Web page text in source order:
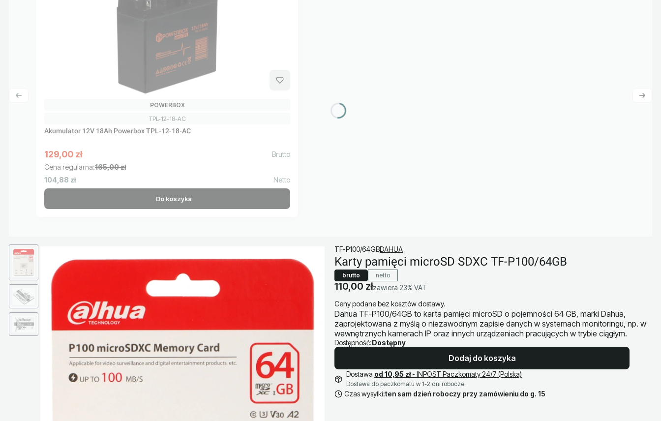
Kod produktu
TPL-12-18-AC
Akumulator 12V 18Ah Powerbox TPL-12-18-AC
PRODUCENT
POWERBOX
Cena promocyjna brutto
129,00 zł
Cena regularna:165,00 zł
Cena netto
104,88 zł
Do koszyka
TF-P100/64GBDAHUA
Karty pamięci microSD SDXC TF-P100/64GB
brutto netto
Cena
110,00 złzawiera 23% VAT
zawiera 23% VAT
Ceny podane bez kosztów dostawy.
Dahua TF-P100/64GB to karta pamięci microSD o pojemności 64 GB, marki Dahua,
zaprojektowana z myślą o niezawodnym zapisie danych w systemach monitoringu, np. w
wewnętrznych kamerach IP oraz innych urządzeniach pracujących w trybie ciągłym.
Dostępność:Dostępny
Dodaj do koszyka
Dostawa od 10,95 zł- INPOST Paczkomaty 24/7 (Polska)
Dostawa do paczkomatu w 1-2 dni robocze.
Czas wysyłki:ten sam dzień roboczy przy zamówieniu do g. 15